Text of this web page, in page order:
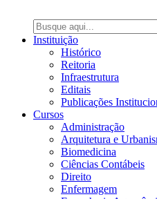
Instituição
Histórico
Reitoria
Infraestrutura
Editais
Publicações
Cursos
Administração
Arquitetura e
Biomedicina
Ciências Contábeis
Direito
Enfermagem